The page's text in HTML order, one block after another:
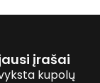
įrašai
kupolų